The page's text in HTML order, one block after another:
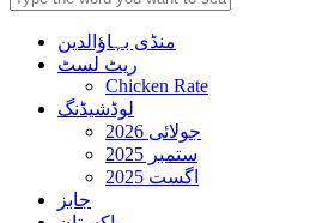
منڈی بہاؤالدین
ریٹ لسٹ
Chicken Rate
لوڈشیڈنگ
جولائی 2026
ستمبر 2025
اگست 2025
جابز